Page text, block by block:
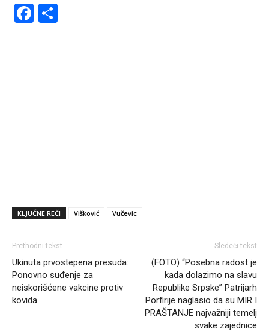
Facebook
KLJUČNE REČI Višković Vučevic
Prethodni tekst
Ukinuta prvostepena presuda:
Ponovno suđenje za
neiskorišćene vakcine protiv
kovida
Sledeći tekst
(FOTO) “Posebna radost je
kada dolazimo na slavu
Republike Srpske” Patrijarh
Porfirije naglasio da su MIR I
PRAŠTANJE najvažniji temelj
svake zajednice